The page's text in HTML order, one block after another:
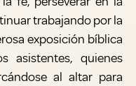
trabajando por la
exposición bíblica
asistentes, quienes
al altar para